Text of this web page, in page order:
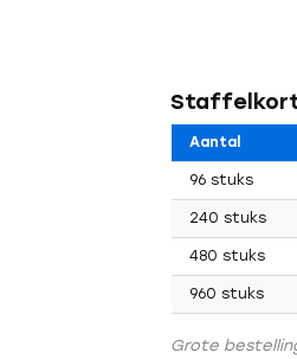
Aantal
96 stuks
240 stuks
480 stuks
960 stuks
Grote